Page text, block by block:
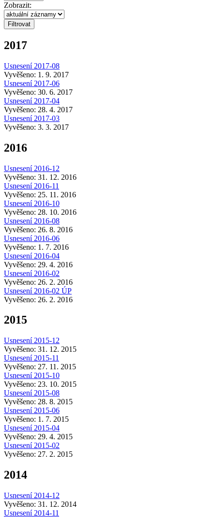
Zobrazit:
2017
Usnesení 2017-08
Vyvěšeno: 1. 9. 2017
Usnesení 2017-06
Vyvěšeno: 30. 6. 2017
Usnesení 2017-04
Vyvěšeno: 28. 4. 2017
Usnesení 2017-03
Vyvěšeno: 3. 3. 2017
2016
Usnesení 2016-12
Vyvěšeno: 31. 12. 2016
Usnesení 2016-11
Vyvěšeno: 25. 11. 2016
Usnesení 2016-10
Vyvěšeno: 28. 10. 2016
Usnesení 2016-08
Vyvěšeno: 26. 8. 2016
Usnesení 2016-06
Vyvěšeno: 1. 7. 2016
Usnesení 2016-04
Vyvěšeno: 29. 4. 2016
Usnesení 2016-02
Vyvěšeno: 26. 2. 2016
Usnesení 2016-02 ÚP
Vyvěšeno: 26. 2. 2016
2015
Usnesení 2015-12
Vyvěšeno: 31. 12. 2015
Usnesení 2015-11
Vyvěšeno: 27. 11. 2015
Usnesení 2015-10
Vyvěšeno: 23. 10. 2015
Usnesení 2015-08
Vyvěšeno: 28. 8. 2015
Usnesení 2015-06
Vyvěšeno: 1. 7. 2015
Usnesení 2015-04
Vyvěšeno: 29. 4. 2015
Usnesení 2015-02
Vyvěšeno: 27. 2. 2015
2014
Usnesení 2014-12
Vyvěšeno: 31. 12. 2014
Usnesení 2014-11